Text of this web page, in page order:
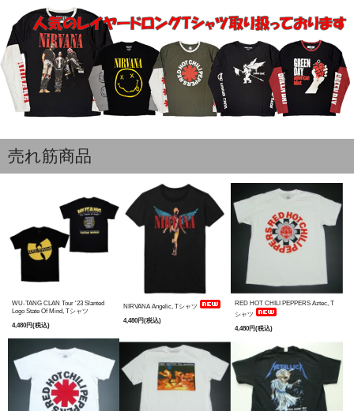
売れ筋商品
WU-TANG CLAN Tour '23 Slanted
Logo State Of Mind, Tシャツ
4,480円(税込)
NIRVANA Angelic, Tシャツ
4,480円(税込)
RED HOT CHILI PEPPERS Aztec, T
シャツ
4,480円(税込)